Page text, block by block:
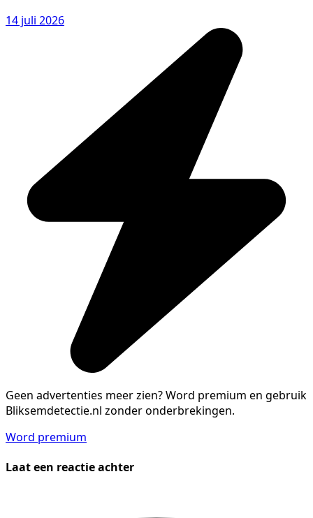
14 juli 2026
Geen advertenties meer zien?Word premium en gebruik
Bliksemdetectie.nl zonder onderbrekingen.
Word premium
Laat een reactie achter